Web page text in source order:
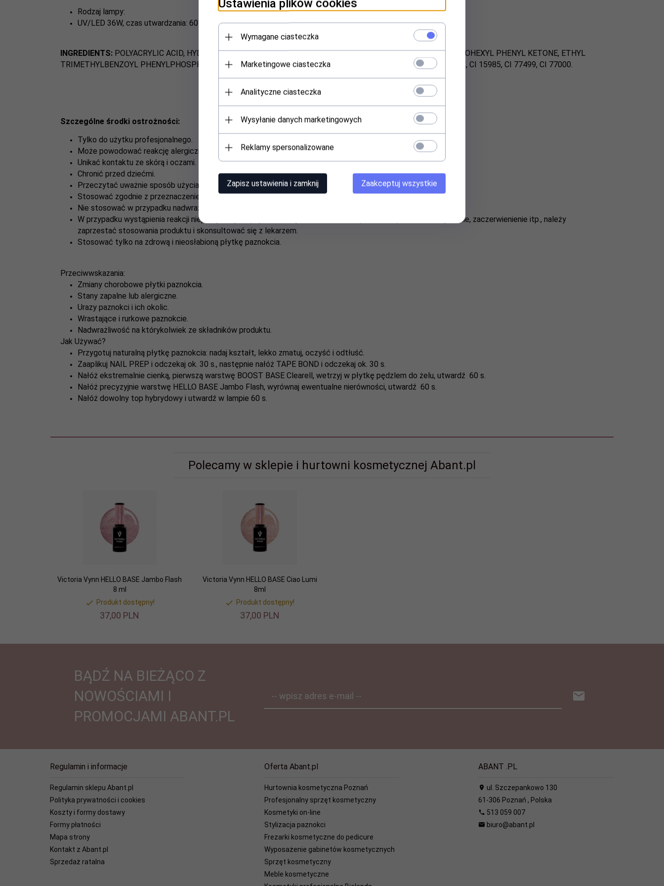
Rodzaj lampy:
UV/LED 36W, czas utwardzania: 60 s
INGREDIENTS: POLYACRYLIC ACID, HYDROXYPROPYL METHACRYLATE, ACRYLATES COPOLYMER, HYDROXYCYCLOHEXYL PHENYL KETONE, ETHYL
TRIMETHYLBENZOYL PHENYLPHOSPHINATE, SILICA [+/-] MICA, CI 77891, CI 77742, CI 77007, CI 15850, CI 77491, CI 15985, CI 77499, CI 77000.
Szczególne środki ostrożności:
Tylko do użytku profesjonalnego.
Może powodować reakcję alergiczną.
Unikać kontaktu ze skórą i oczami.
Chronić przed dziećmi.
Przeczytać uważnie sposób użycia.
Stosować zgodnie z przeznaczeniem.
Nie stosować w przypadku nadwrażliwości na którykolwiek ze składników produktu.
W przypadku wystąpienia reakcji niepożądanej lub pojawienia się nadwrażliwości, np. uczucie pieczenia, swędzenie, zaczerwienienie itp., należy
zaprzestać stosowania produktu i skonsultować się z lekarzem.
Stosować tylko na zdrową i nieosłabioną płytkę paznokcia.
Przeciwwskazania:
Zmiany chorobowe płytki paznokcia.
Stany zapalne lub alergiczne.
Urazy paznokci i ich okolic.
Wrastające i rurkowe paznokcie.
Nadwrażliwość na którykolwiek ze składników produktu.
Jak Używać?
Przygotuj naturalną płytkę paznokcia: nadaj kształt, lekko zmatuj, oczyść i odtłuść.
Zaaplikuj NAIL PREP i odczekaj ok. 30 s., następnie nałóż TAPE BOND i odczekaj ok. 30 s.
Nałóż ekstremalnie cienką, pierwszą warstwę BOOST BASE Clearell, wetrzyj w płytkę pędzlem do żelu, utwardź 60 s.
Nałóż precyzyjnie warstwę HELLO BASE Jambo Flash, wyrównaj ewentualne nierówności, utwardź 60 s.
Nałóż dowolny top hybrydowy i utwardź w lampie 60 s.
Polecamy w sklepie i hurtowni kosmetycznej Abant.pl
Victoria Vynn HELLO BASE Jambo Flash
8 ml
Produkt dostępny!
37,00 PLN
Victoria Vynn HELLO BASE Ciao Lumi
8ml
Produkt dostępny!
37,00 PLN
BĄDŹ NA BIEŻĄCO Z
NOWOŚCIAMI I
PROMOCJAMI ABANT.PL
-- wpisz adres e-mail --
Regulamin i informacje
Regulamin sklepu Abant.pl
Polityka prywatności i cookies
Koszty i formy dostawy
Formy płatności
Mapa strony
Kontakt z Abant.pl
Sprzedaż ratalna
Oferta Abant.pl
Hurtownia kosmetyczna Poznań
Profesjonalny sprzęt kosmetyczny
Kosmetyki on-line
Stylizacja paznokci
Frezarki kosmetyczne do pedicure
Wyposażenie gabinetów kosmetycznych
Sprzęt kosmetyczny
Meble kosmetyczne
ABANT .PL
ul. Szczepankowo 130
61-306 Poznań , Polska
513 059 007
biuro@abant.pl
Ustawienia plików cookies
Wymagane ciasteczka
Marketingowe ciasteczka
Analityczne ciasteczka
Wysyłanie danych marketingowych
Reklamy spersonalizowane
Zapisz ustawienia i zamknij Zaakceptuj wszystkie